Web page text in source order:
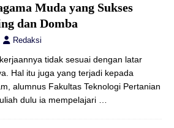
Muda yang Sukses
dan Domba
Redaksi
tidak sesuai dengan latar
Hal itu juga yang terjadi kepada
alumnus Fakultas Teknologi Pertanian
dulu ia mempelajari …